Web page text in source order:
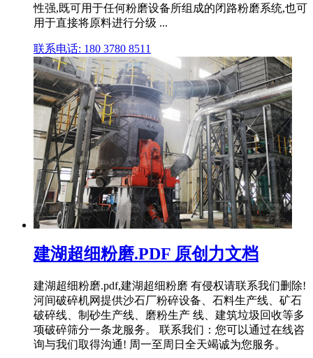
性强,既可用于任何粉磨设备所组成的闭路粉磨系统,也可
用于直接将原料进行分级 ...
联系电话: 180 3780 8511
建湖超细粉磨.PDF 原创力文档
建湖超细粉磨.pdf,建湖超细粉磨 有侵权请联系我们删除!
河间破碎机网提供沙石厂粉碎设备、石料生产线、矿石
破碎线、制砂生产线、磨粉生产 线、建筑垃圾回收等多
项破碎筛分一条龙服务。 联系我们：您可以通过在线咨
询与我们取得沟通! 周一至周日全天竭诚为您服务。